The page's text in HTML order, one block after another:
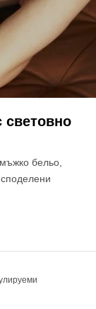
световно
бельо,